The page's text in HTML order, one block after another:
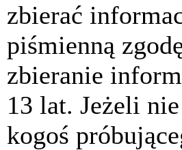
zbierać
piśmienną
zbieranie
13 lat. Jeżeli
kogoś